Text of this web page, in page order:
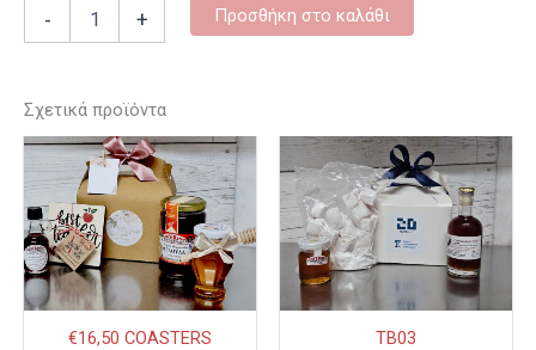
- + Προσθήκη στο καλάθι
Σχετικά προϊόντα
€16,50 COASTERS TB03